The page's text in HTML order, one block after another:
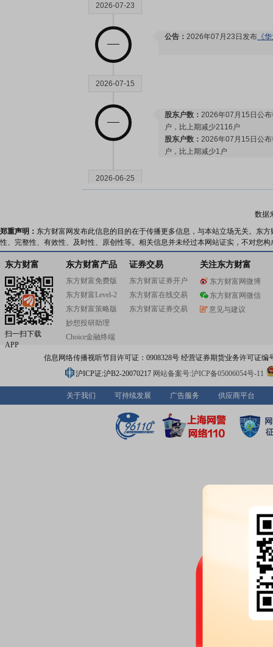
2026-07-23
公告： 2026年07月23日发布 《
2026-07-15
股东户数： 2026年07月15日公
户，比上期减少2116户
股东户数： 2026年07月15日公
户，比上期减少1户
2026-06-25
2026年06月25日发布《
2026年06月24日公
户，比上期减少839户
2026-06-12
2026年06月12日公
户，比上期减少437户
2026-06-08
公司(以下简称“怡嘉行”)拟进行
9,166.67万元。经商议,本次增
司拟以货币资金人民币6,000万
津耀德航空科技有限公司(以下
1,000万元及固定资产(评估值
人民币2,000万元,认购怡嘉行新
成后,公司持有的怡嘉行的股权
公司控股子公司,公司合并报表范
数据
郑重声明： 东方财富网发布此信息的目的在于传播更多信息，与本站立场无关。东
性、完整性、有效性、及时性、原创性等。相关信息并未经过本网站证实，不对您
东方财富
扫一扫下载
APP
东方财富产品
东方财富免费版
东方财富Level-2
东方财富策略版
妙想投研助理
Choice金融终端
证券交易
东方财富证券开户
东方财富在线交易
东方财富证券交易
关注东方财富
东方财富网微博
东方财富网微信
意见与建议
信息网络传播视听节目许可证：0908328号 经营证券期货业务许可证编
沪ICP证:沪B2-20070217 网站备案号:沪ICP备05006054号-11
关于我们 可持续发展 广告服务 供应商平台